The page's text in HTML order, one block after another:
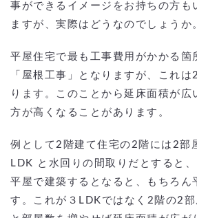
事ができるイメージをお持ちの方も
ますが、実際はどうなのでしょうか
平屋住宅で最も工事費用がかかる箇
「屋根工事」となりますが、これ
ります。このことから延床面積が広
方が高くなることがあります。
例として2階建て住宅の2階には2部
LDK と水回りの間取りだとすると
平屋で建築するとなると、もちろん
す。これが３LDKではなく2階の2